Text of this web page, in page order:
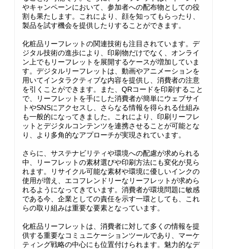
やキャンペーンにおいて、参加者への配布物としての役
割も果たします。これにより、顔を知ってもらったり、
製品を試す機会を提供したりすることができます。
化粧品リーフレットの関連技術も注目されています。デ
ジタル技術の進歩により、印刷物だけでなく、オンライ
ン上でもリーフレットを展開するケースが増加していま
す。デジタルリーフレットは、動画やアニメーションを
用いてインタラクティブな内容を提供し、消費者の注意
を引くことができます。また、QRコードを印刷すること
で、リーフレットを手にした消費者が簡単にウェブサイ
トやSNSにアクセスし、さらなる情報を得られる仕組み
も一般的になってきました。これにより、印刷リーフレ
ットとデジタルコンテンツを連携させることが可能とな
り、より多角的なアプローチが実現されています。
さらに、サステナビリティや環境への配慮が求められる
中、リーフレットの素材選びや印刷方法にも変化が見ら
れます。リサイクル可能な素材や環境に優しいインクの
使用が増え、エコフレンドリーなリーフレットが求めら
れるようになってきています。消費者が環境問題に敏感
である今、企業としての責任を示す一環としても、これ
らの取り組みは重要な要素となっています。
化粧品リーフレットは、消費者に対して多くの情報を提
供する重要なコミュニケーションツールであり、マーケ
ティング戦略の中心にも位置付けられます。魅力的なデ